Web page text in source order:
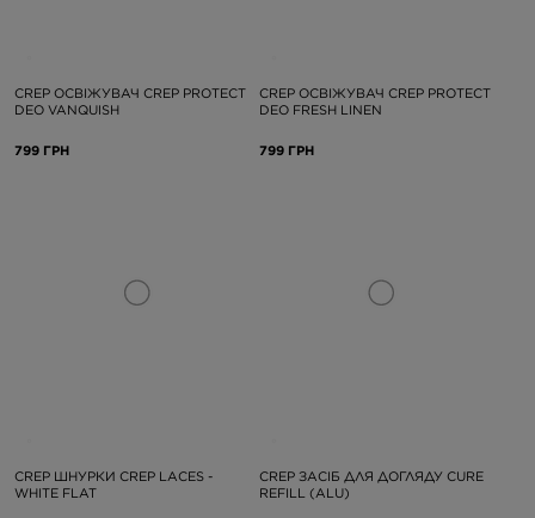
CREP ОСВІЖУВАЧ CREP PROTECT
DEO VANQUISH
799 ГРН
CREP ОСВІЖУВАЧ CREP PROTECT
DEO FRESH LINEN
799 ГРН
CREP ШНУРКИ CREP LACES -
WHITE FLAT
CREP ЗАСІБ ДЛЯ ДОГЛЯДУ CURE
REFILL (ALU)